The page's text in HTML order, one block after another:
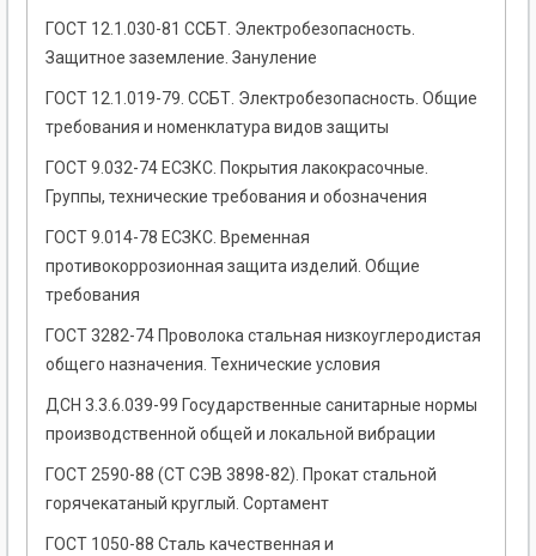
ГОСТ 12.1.030-81 ССБТ. Электробезопасность.
Защитное заземление. Зануление
ГОСТ 12.1.019-79. ССБТ. Электробезопасность. Общие
требования и номенклатура видов защиты
ГОСТ 9.032-74 ЕСЗКС. Покрытия лакокрасочные.
Группы, технические требования и обозначения
ГОСТ 9.014-78 ЕСЗКС. Временная
противокоррозионная защита изделий. Общие
требования
ГОСТ 3282-74 Проволока стальная низкоуглеродистая
общего назначения. Технические условия
ДСН 3.3.6.039-99 Государственные санитарные нормы
производственной общей и локальной вибрации
ГОСТ 2590-88 (СТ СЭВ 3898-82). Прокат стальной
горячекатаный круглый. Сортамент
ГОСТ 1050-88 Сталь качественная и